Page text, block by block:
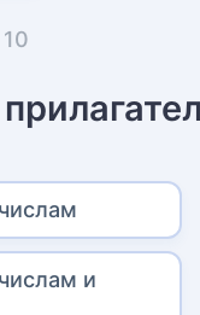
10
и